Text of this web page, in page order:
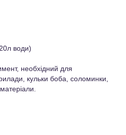
води)
необхідний для
кульки боба, соломинки,